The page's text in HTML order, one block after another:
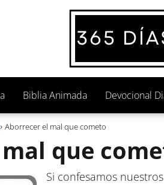
Biblia Animada Devocional
Aborrecer el mal que cometo
que
Si confesamos